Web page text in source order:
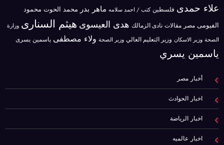
علاء حمدى فلسطين كتب / احمد سلامه ماهر بدر محمد الحوت محمود
الفيومى مصر مقالات نادى الزمالك هدى العيسوى هيثم السنارى وزارة
الصحة وزير الاسكان وزير التعليم العالي وزير الصحة ولاء مصطفى ياسمين يسرى
ياسمين يسري
أخبار مصر
اخبار الحوادث
اخبار الرياضة
اخبار عالميه